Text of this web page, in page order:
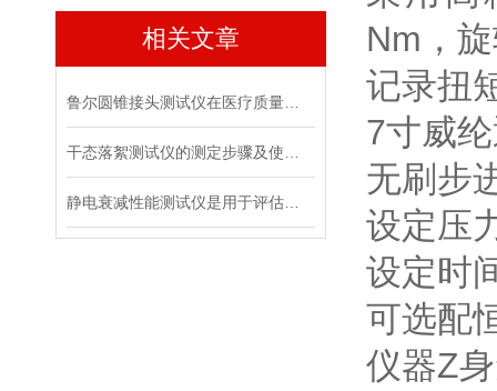
相关文章
Nm ，
记录扭
7寸威
无刷步
设定压
设定时
可选配
仪器Z